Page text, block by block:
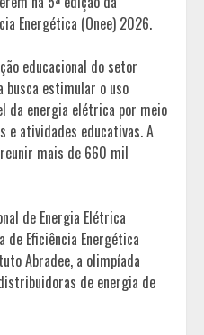
Energética (Onee) 2026.
educacional do setor
estimular o uso
da energia elétrica por meio
e atividades educativas. A
mais de 660 mil
de Energia Elétrica
de Eficiência Energética
Abradee, a olimpíada
de energia de